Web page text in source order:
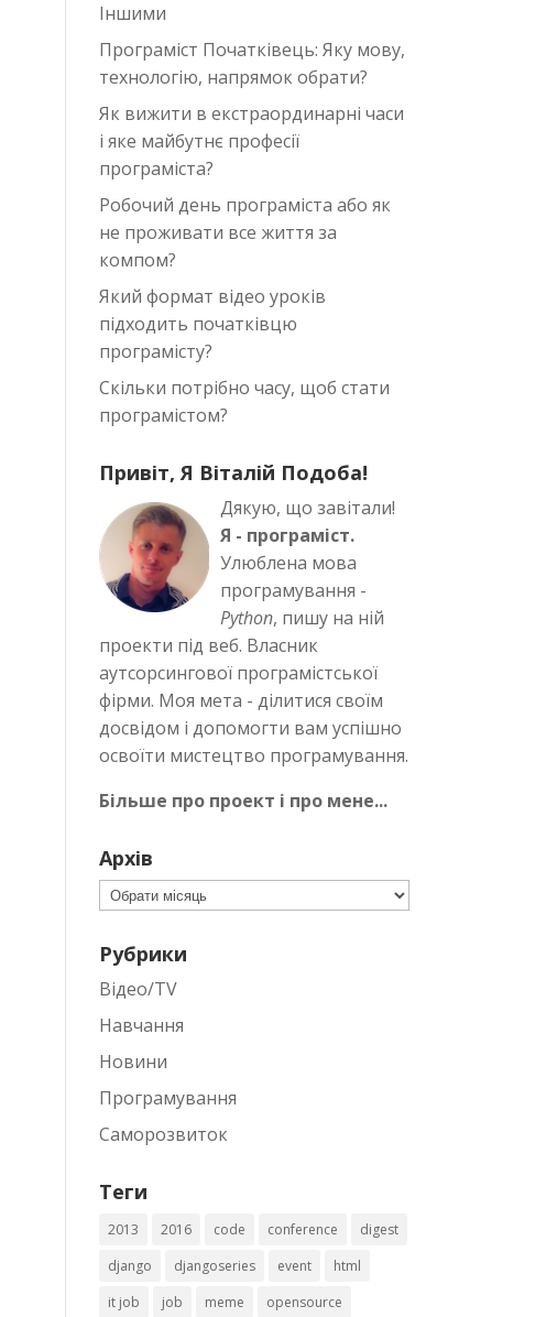
Іншими
Програміст Початківець: Яку мову,
технологію, напрямок обрати?
Як вижити в екстраординарні часи
i яке майбутнє професії
програміста?
Робочий день програміста або як
не проживати все життя за
компом?
Який формат відео уроків
підходить початківцю
програмісту?
Скільки потрібно часу, щоб стати
програмістом?
Привіт, Я Віталій Подоба!
Дякую, що завітали!
Я - програміст.
Улюблена мова
програмування -
Python, пишу на ній
проекти під веб. Власник
аутсорсингової програмістської
фірми. Моя мета - ділитися своїм
досвідом і допомогти вам успішно
освоїти мистецтво програмування.
Більше про проект і про мене...
Архів
Архів
Рубрики
Відео/TV
Навчання
Новини
Програмування
Саморозвиток
Теги
2013 2016 code conference
digest
django
djangoseries event
html
it job
job meme opensource